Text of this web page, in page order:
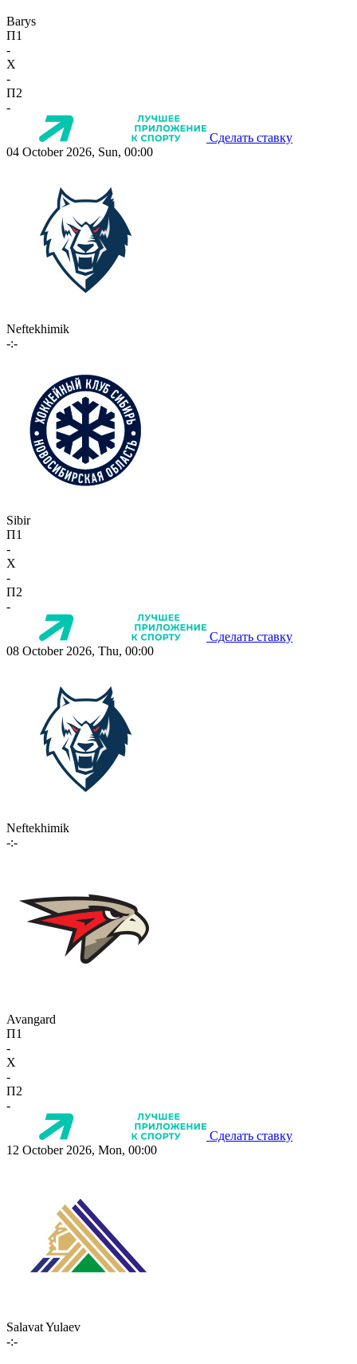
Barys
П1
-
X
-
П2
-
Сделать ставку
04 October 2026, Sun, 00:00
Neftekhimik
-:-
Sibir
П1
-
X
-
П2
-
Сделать ставку
08 October 2026, Thu, 00:00
Neftekhimik
-:-
Avangard
П1
-
X
-
П2
-
Сделать ставку
12 October 2026, Mon, 00:00
Salavat Yulaev
-:-